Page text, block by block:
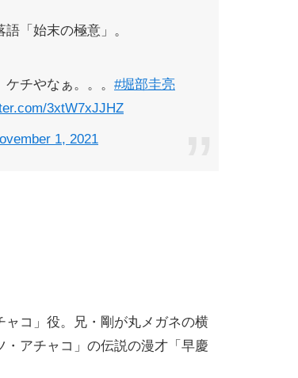
「始末の極意」。
チやなぁ。。。 #堀部圭亮
3xtW7xJJHZ
1, 2021
コ」役。兄・剛が丸メガネの横
アチャコ」の伝説の漫才「早慶